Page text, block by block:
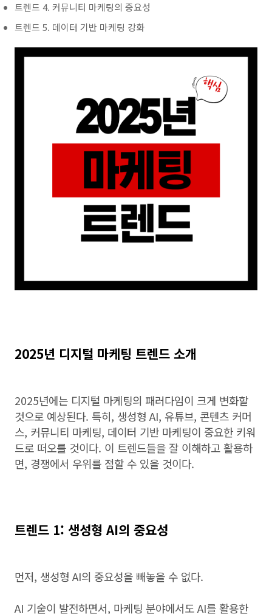
트렌드 4. 커뮤니티 마케팅의 중요성
트렌드 5. 데이터 기반 마케팅 강화
2025년 디지털 마케팅 트렌드 소개
2025년에는 디지털 마케팅의 패러다임이 크게 변화할
것으로 예상된다. 특히, 생성형 AI, 유튜브, 콘텐츠 커머
스, 커뮤니티 마케팅, 데이터 기반 마케팅이 중요한 키워
드로 떠오를 것이다. 이 트렌드들을 잘 이해하고 활용하
면, 경쟁에서 우위를 점할 수 있을 것이다.
트렌드 1: 생성형 AI의 중요성
먼저, 생성형 AI의 중요성을 빼놓을 수 없다.
AI 기술이 발전하면서, 마케팅 분야에서도 AI를 활용한